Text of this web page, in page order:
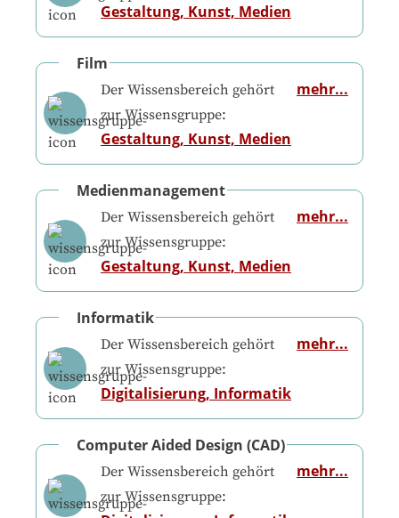
Gestaltung, Kunst, Medien
Film
Der Wissensbereich gehört
zur Wissensgruppe:
Gestaltung, Kunst, Medien
mehr...
Medienmanagement
Der Wissensbereich gehört
zur Wissensgruppe:
Gestaltung, Kunst, Medien
mehr...
Informatik
Der Wissensbereich gehört
zur Wissensgruppe:
Digitalisierung, Informatik
mehr...
Computer Aided Design (CAD)
Der Wissensbereich gehört
zur Wissensgruppe:
mehr...